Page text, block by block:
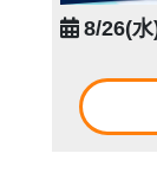
8/26(